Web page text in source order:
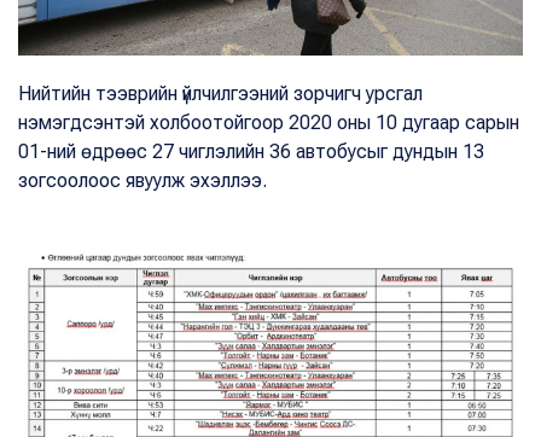
Нийтийн тээврийн үйлчилгээний зорчигч урсгал
нэмэгдсэнтэй холбоотойгоор 2020 оны 10 дугаар сарын
01-ний өдрөөс 27 чиглэлийн 36 автобусыг дундын 13
зогсоолоос явуулж эхэллээ.